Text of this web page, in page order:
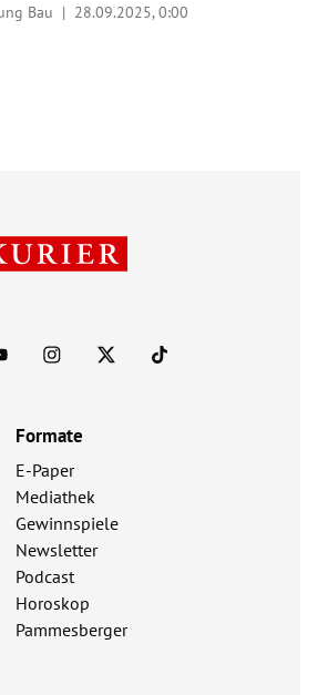
Bau | 28.09.2025, 0:00
Formate
E-Paper
Mediathek
Gewinnspiele
Newsletter
Podcast
Horoskop
Pammesberger